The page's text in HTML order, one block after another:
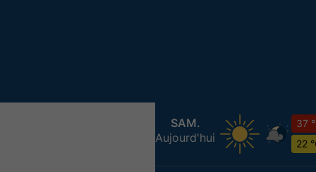
SAM.
Aujourd'hui
37
22